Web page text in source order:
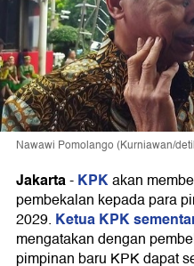
Nawawi Pomolango (Kurniawan/
Jakarta-KPKakan
pembekalan kepada para
2029. Ketua KPK
mengatakan dengan
pimpinan baru KPK dapat